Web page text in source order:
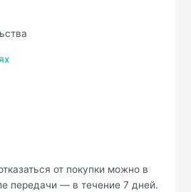
от покупки можно в
передачи — в течение 7 дней.